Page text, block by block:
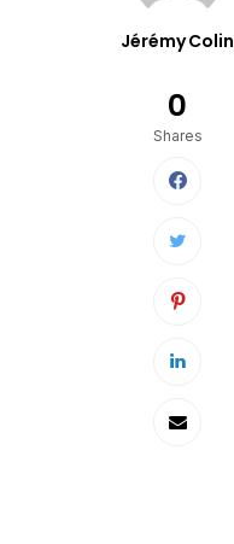
Jérémy Colin
0
Shares